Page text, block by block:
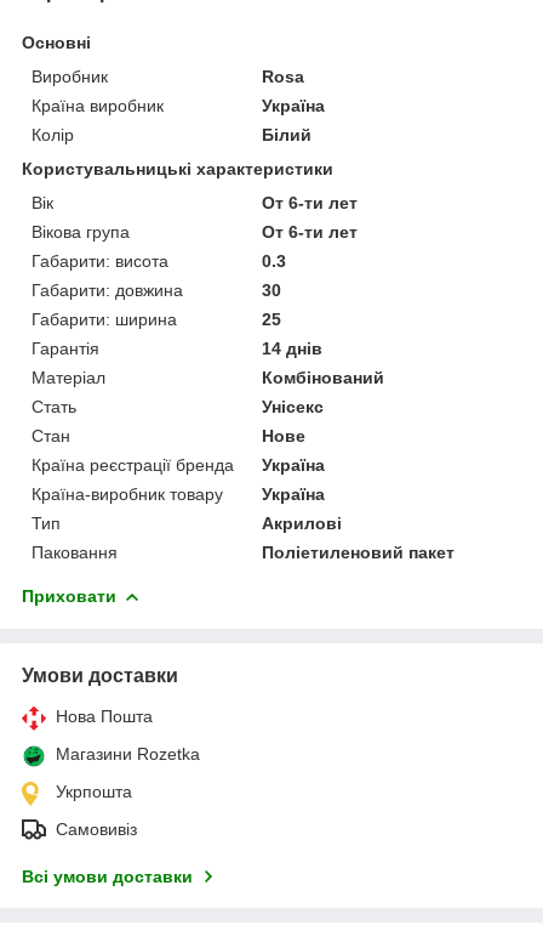
Основні
Виробник
Rosa
Країна виробник
Україна
Колір
Білий
Користувальницькі характеристики
Вік
От 6-ти лет
Вікова група
От 6-ти лет
Габарити: висота
0.3
Габарити: довжина
30
Габарити: ширина
25
Гарантія
14 днів
Матеріал
Комбінований
Стать
Унісекс
Стан
Нове
Країна реєстрації бренда
Україна
Країна-виробник товару
Україна
Тип
Акрилові
Паковання
Поліетиленовий пакет
Приховати
Умови доставки
Нова Пошта
Магазини Rozetka
Укрпошта
Самовивіз
Всі умови доставки